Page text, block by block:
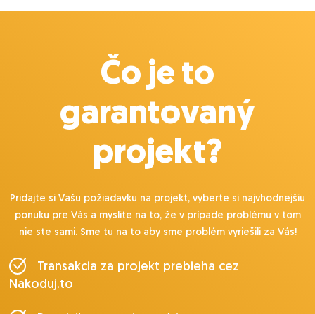
Čo je to
garantovaný
projekt?
Pridajte si Vašu požiadavku na projekt, vyberte si najvhodnejšiu
ponuku pre Vás a myslite na to, že v prípade problému v tom
nie ste sami. Sme tu na to aby sme problém vyriešili za Vás!
Transakcia za projekt prebieha cez
Nakoduj.to